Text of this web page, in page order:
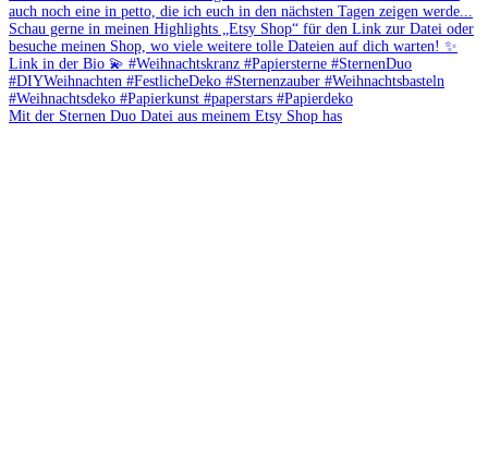
Mit der Sternen Duo Datei aus meinem Etsy Shop has